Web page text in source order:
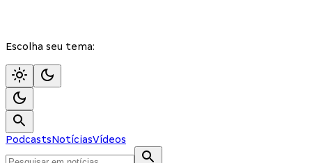
Escolha seu tema:
PodcastsNotíciasVídeos